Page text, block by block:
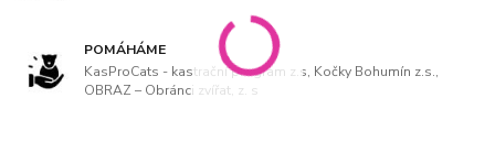
POMÁHÁME
KasProCats - kastrační program z.s, Kočky Bohumín z.s.,
OBRAZ – Obránci zvířat, z. s